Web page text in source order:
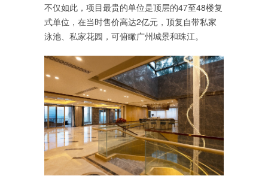
不仅如此，项目最贵的单位是顶层的47至48楼复
式单位，在当时售价高达2亿元，顶复自带私家
泳池、私家花园，可俯瞰广州城景和珠江。